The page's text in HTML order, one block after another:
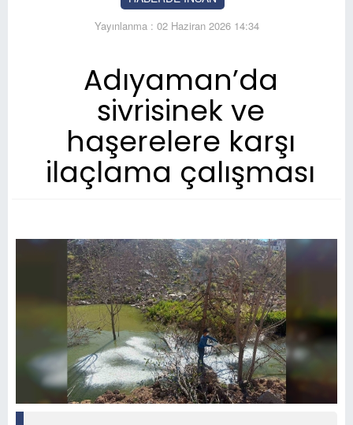
Yayınlanma : 02 Haziran 2026 14:34
Adıyaman’da
sivrisinek ve
haşerelere karşı
ilaçlama çalışması